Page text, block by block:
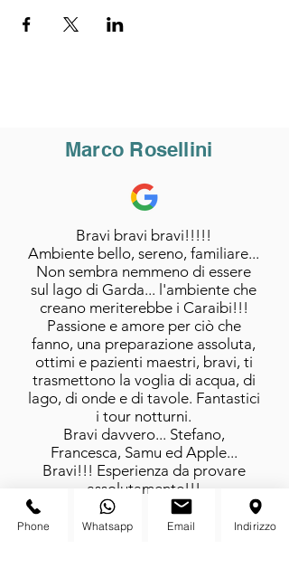
Marco Rosellini
Bravi bravi bravi!!!!!
Ambiente bello, sereno, familiare...
Non sembra nemmeno di essere
sul lago di Garda... l'ambiente che
creano meriterebbe i Caraibi!!!
Passione e amore per ciò che
fanno, una preparazione assoluta,
ottimi e pazienti maestri, bravi, ti
trasmettono la voglia di acqua, di
lago, di onde e di tavole. Fantastici
i tour notturni.
Bravi davvero... Stefano,
Francesca, Samu ed Apple...
Bravi!!! Esperienza da provare
assolutamente!!!
Phone Whatsapp Email Indirizzo